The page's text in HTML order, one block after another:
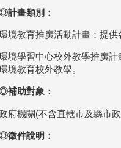
計畫類別：
境教育推廣活動計畫：提供
境學習中心校外教學推廣
境教育校外教學。
補助對象：
府機關(不含直轄市及縣市
徵件說明：